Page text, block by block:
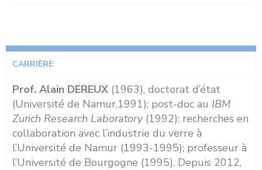
CARRIÈRE
Prof. Alain DEREUX (1963), doctorat d’état
(Université de Namur,1991); post-doc au IBM
Zurich Research Laboratory(1992); recherches en
collaboration avec l’industrie du verre à
l’Université de Namur (1993-1995); professeur à
l’Université de Bourgogne (1995). Depuis 2012,